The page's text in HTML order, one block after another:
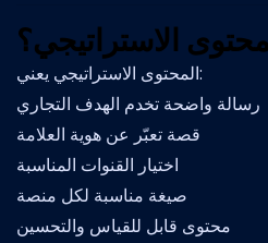
الاستراتيجي؟
المحتوى الاستراتيجي يعني:
رسالة واضحة تخدم الهدف التجاري
قصة تعبّر عن هوية العلامة
اختيار القنوات المناسبة
صيغة مناسبة لكل منصة
محتوى قابل للقياس والتحسين